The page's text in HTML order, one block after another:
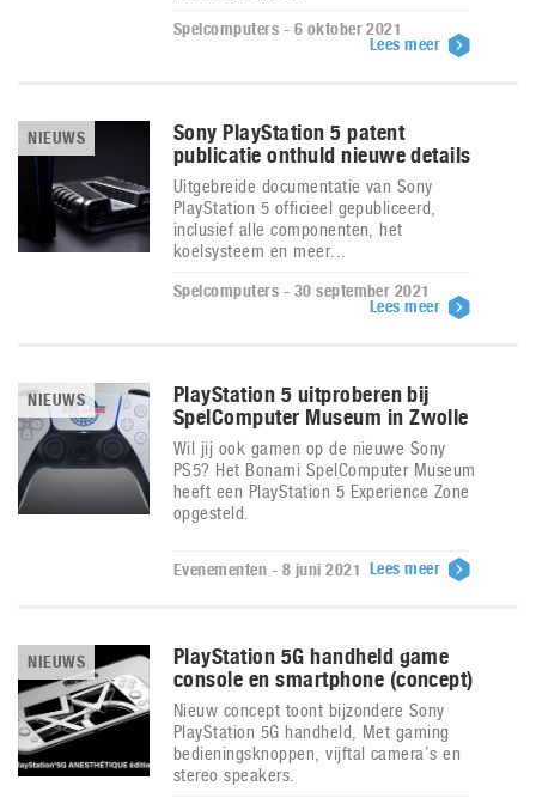
Spelcomputers - 6 oktober 2021
Lees meer
NIEUWS
Sony PlayStation 5 patent
publicatie onthuld nieuwe details
Uitgebreide documentatie van Sony
PlayStation 5 officieel gepubliceerd,
inclusief alle componenten, het
koelsysteem en meer...
Spelcomputers - 30 september 2021
Lees meer
NIEUWS
PlayStation 5 uitproberen bij
SpelComputer Museum in Zwolle
Wil jij ook gamen op de nieuwe Sony
PS5? Het Bonami SpelComputer Museum
heeft een PlayStation 5 Experience Zone
opgesteld.
Evenementen - 8 juni 2021 Lees meer
NIEUWS
PlayStation 5G handheld game
console en smartphone (concept)
Nieuw concept toont bijzondere Sony
PlayStation 5G handheld, Met gaming
bedieningsknoppen, vijftal camera’s en
stereo speakers.